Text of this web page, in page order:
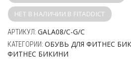
НЕТ В НАЛИЧИИ В FITADDICT
АРТИКУЛ: GALA08/C-G/C
КАТЕГОРИИ: ОБУВЬ ДЛЯ ФИТНЕС
ФИТНЕС БИКИНИ